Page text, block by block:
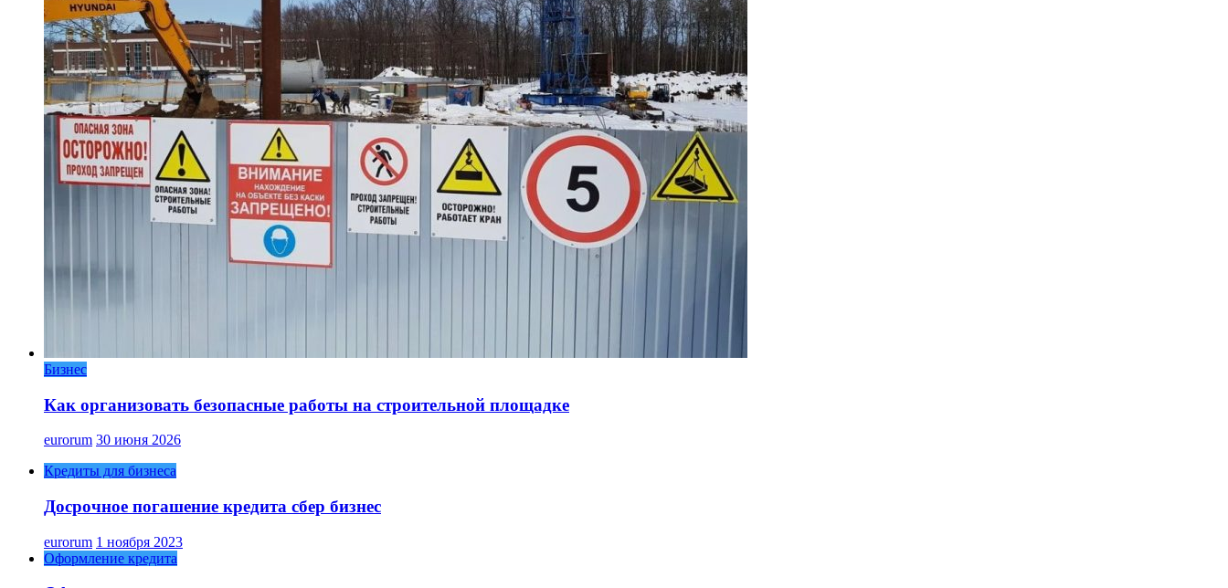
Бизнес
Как организовать безопасные работы на строительной площадке
eurorum 30 июня 2026
Кредиты для бизнеса
Досрочное погашение кредита сбер бизнес
eurorum 1 ноября 2023
Оформление кредита